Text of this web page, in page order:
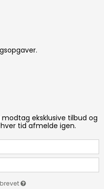
eksklusive tilbud og
tid afmelde igen.